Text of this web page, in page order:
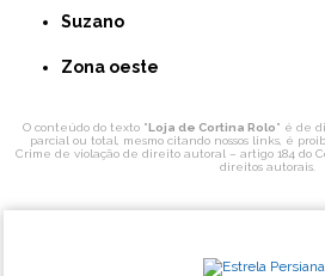
Suzano
Zona oeste
O conteúdo do texto "Loja de Cortina Rolo" é de
parcial ou total, mesmo citando nossos links, é
Crime de violação de direito autoral – artigo 184 do
direitos autorais.